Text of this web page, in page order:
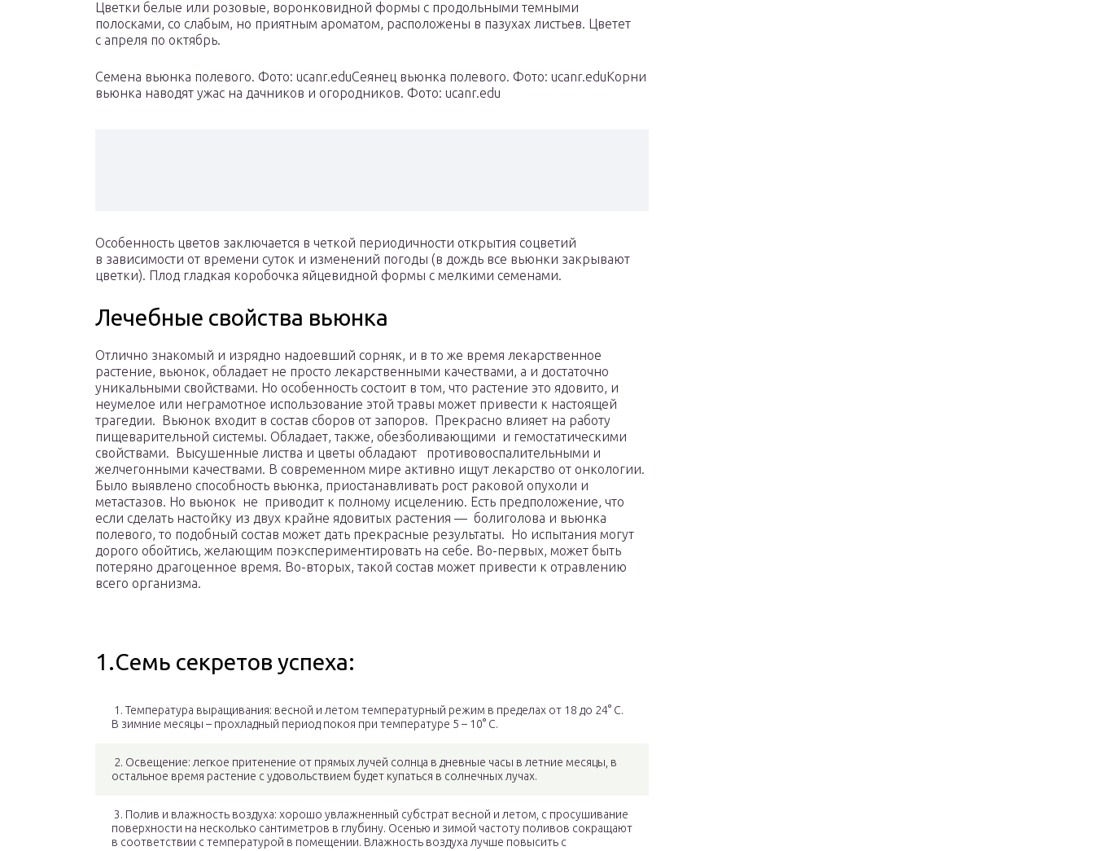
Цветки белые или розовые, воронковидной формы с продольными темными
полосками, со слабым, но приятным ароматом, расположены в пазухах листьев. Цветет
с апреля по октябрь.
Семена вьюнка полевого. Фото: ucanr.eduСеянец вьюнка полевого. Фото: ucanr.eduКорни
вьюнка наводят ужас на дачников и огородников. Фото: ucanr.edu
Особенность цветов заключается в четкой периодичности открытия соцветий
в зависимости от времени суток и изменений погоды (в дождь все вьюнки закрывают
цветки). Плод гладкая коробочка яйцевидной формы с мелкими семенами.
Лечебные свойства вьюнка
Отлично знакомый и изрядно надоевший сорняк, и в то же время лекарственное
растение, вьюнок, обладает не просто лекарственными качествами, а и достаточно
уникальными свойствами. Но особенность состоит в том, что растение это ядовито, и
неумелое или неграмотное использование этой травы может привести к настоящей
трагедии. Вьюнок входит в состав сборов от запоров. Прекрасно влияет на работу
пищеварительной системы. Обладает, также, обезболивающими и гемостатическими
свойствами. Высушенные листва и цветы обладают противовоспалительными и
желчегонными качествами. В современном мире активно ищут лекарство от онкологии.
Было выявлено способность вьюнка, приостанавливать рост раковой опухоли и
метастазов. Но вьюнок не приводит к полному исцелению. Есть предположение, что
если сделать настойку из двух крайне ядовитых растения — болиголова и вьюнка
полевого, то подобный состав может дать прекрасные результаты. Но испытания могут
дорого обойтись, желающим поэкспериментировать на себе. Во-первых, может быть
потеряно драгоценное время. Во-вторых, такой состав может привести к отравлению
всего организма.
1.Семь секретов успеха:
1. Температура выращивания: весной и летом температурный режим в пределах от 18 до 24° С.
В зимние месяцы – прохладный период покоя при температуре 5 – 10° С.
2. Освещение: легкое притенение от прямых лучей солнца в дневные часы в летние месяцы, в
остальное время растение с удовольствием будет купаться в солнечных лучах.
3. Полив и влажность воздуха: хорошо увлажненный субстрат весной и летом, с просушивание
поверхности на несколько сантиметров в глубину. Осенью и зимой частоту поливов сокращают
в соответствии с температурой в помещении. Влажность воздуха лучше повысить с